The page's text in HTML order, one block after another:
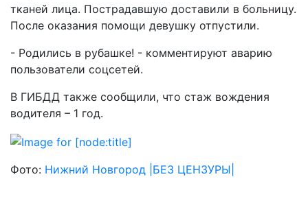
тканей лица. Пострадавшую доставили в больницу.
После оказания помощи девушку отпустили.
- Родились в рубашке! - комментируют аварию
пользователи соцсетей.
В ГИБДД также сообщили, что стаж вождения
водителя – 1 год.
Фото: Нижний Новгород |БЕЗ ЦЕНЗУРЫ|